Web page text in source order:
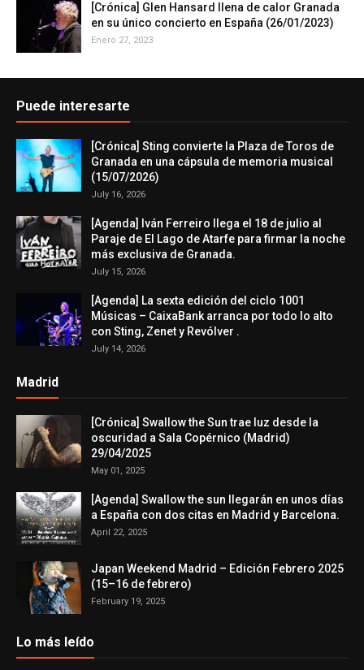
[Crónica] Glen Hansard llena de calor Granada
en su único concierto en España (26/01/2023)
Enero 27, 2023
Puede interesarte
[Crónica] Sting convierte la Plaza de Toros de
Granada en una cápsula de memoria musical
(15/07/2026)
July 16, 2026
[Agenda] Iván Ferreiro llega el 18 de julio al
Paraje de El Lago de Atarfe para firmar la noche
más exclusiva de Granada.
July 15, 2026
[Agenda] La sexta edición del ciclo 1001
Músicas – CaixaBank arranca por todo lo alto
con Sting, Zenet y Revólver .
July 14, 2026
Madrid
[Crónica] Swallow the Sun trae luz desde la
oscuridad a Sala Copérnico (Madrid)
29/04/2025
May 01, 2025
[Agenda] Swallow the sun llegarán en unos días
a España con dos citas en Madrid y Barcelona.
April 22, 2025
Japan Weekend Madrid – Edición Febrero 2025
(15–16 de febrero)
February 19, 2025
Lo más leído